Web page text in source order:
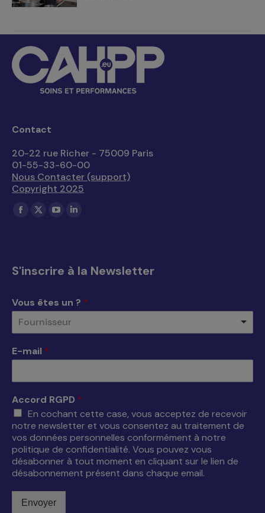
Contact
20-22 rue Richer - 75009 Paris
01-55-33-60-00
Nous Contacter (support)
Copyright 2025
Trouvez nous sur :
La
dans
nouvelle
fenêtre
La
dans
nouvelle
fenêtre
La
dans
nouvelle
fenêtre
La
dans
nouvelle
S'inscrire à la Newsletter
Vous êtes un ? *
Fournisseur
E-mail *
Accord RGPD *
En cochant cette case, vous acceptez de recevoir
notre newsletter et vous consentez au traitement de
vos données personnelles conformément à notre
politique de confidentialité. Vous pouvez vous
désabonner à tout moment en cliquant sur le lien de
désabonnement présent dans chaque email.
Envoyer